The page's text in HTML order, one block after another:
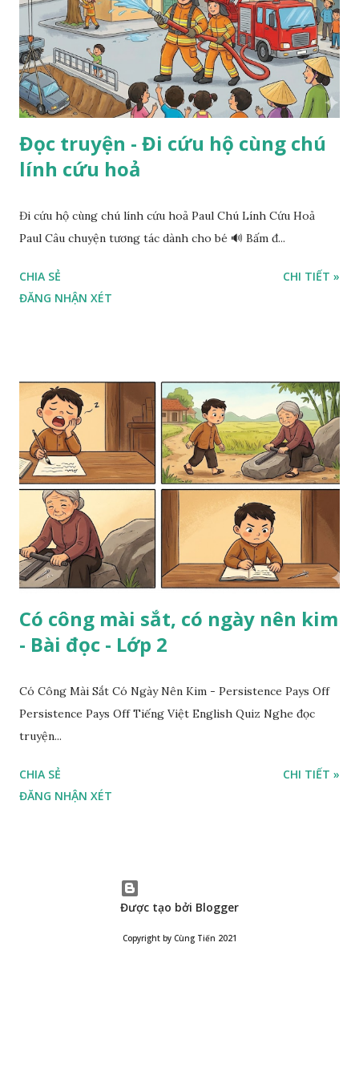
Đọc truyện - Đi cứu hộ cùng chú
lính cứu hoả
Đi cứu hộ cùng chú lính cứu hoả Paul Chú Lính Cứu Hoả
Paul Câu chuyện tương tác dành cho bé 🔊 Bấm đ...
CHIA SẺ
ĐĂNG NHẬN XÉT
CHI TIẾT »
Có công mài sắt, có ngày nên kim
- Bài đọc - Lớp 2
Có Công Mài Sắt Có Ngày Nên Kim - Persistence Pays Off
Persistence Pays Off Tiếng Việt English Quiz Nghe đọc
truyện...
CHIA SẺ
ĐĂNG NHẬN XÉT
CHI TIẾT »
Được tạo bởi Blogger
Copyright by Cùng Tiến 2021